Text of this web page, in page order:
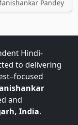
Pandey
Hindi-
to delivering
and
India.